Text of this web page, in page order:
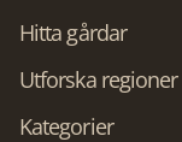
Hitta gårdar
Utforska regioner
Kategorier